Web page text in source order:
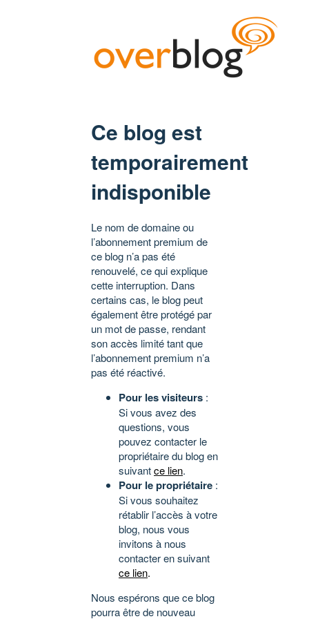
Ce blog est
temporairement
indisponible
Le nom de domaine ou
l’abonnement premium de
ce blog n’a pas été
renouvelé, ce qui explique
cette interruption. Dans
certains cas, le blog peut
également être protégé par
un mot de passe, rendant
son accès limité tant que
l’abonnement premium n’a
pas été réactivé.
Pour les visiteurs :
Si vous avez des
questions, vous
pouvez contacter le
propriétaire du blog en
suivantce lien.
Pour le propriétaire :
Si vous souhaitez
rétablir l’accès à votre
blog, nous vous
invitons à nous
contacter en suivant
ce lien.
Nous espérons que ce blog
pourra être de nouveau